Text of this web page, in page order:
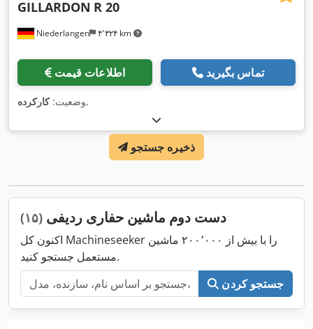
Niederlangen ۴٬۳۲۴ km
GILLARDON R 20
اطلاعات قیمت تماس بگیرید
وضعیت:کارکرده ,
ذخیره جستجو
دست دوم ماشین حفاری ردیفی (۱۵)
اکنون کل Machineseeker را با بیش از ۲۰۰٬۰۰۰ ماشین
مستعمل جستجو کنید.
جستجو کردن